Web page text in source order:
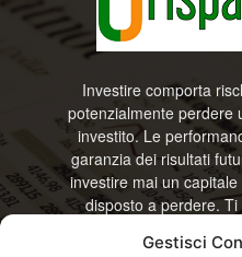
Gestisci
Investire comporta
potenzialmente perdere
investito. Le
garanzia dei risultati
investire mai un
disposto a perdere.
RisparmiOggi non offre